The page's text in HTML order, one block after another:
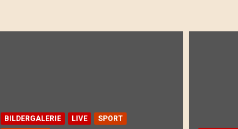
BILDERGALERIE LIVE
SPORT